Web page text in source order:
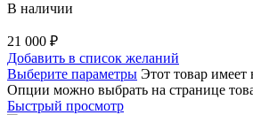
В наличии
21 000 ₽
Добавить в список желаний
Выберите параметры Этот товар имеет
Опции можно выбрать на странице
Быстрый просмотр